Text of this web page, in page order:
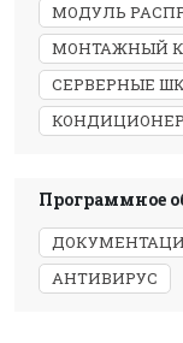
МОДУЛЬ
МОНТАЖНЫЙ
СЕРВЕРНЫЕ
КОНДИЦИОНЕР
Программное
АНТИВИРУС